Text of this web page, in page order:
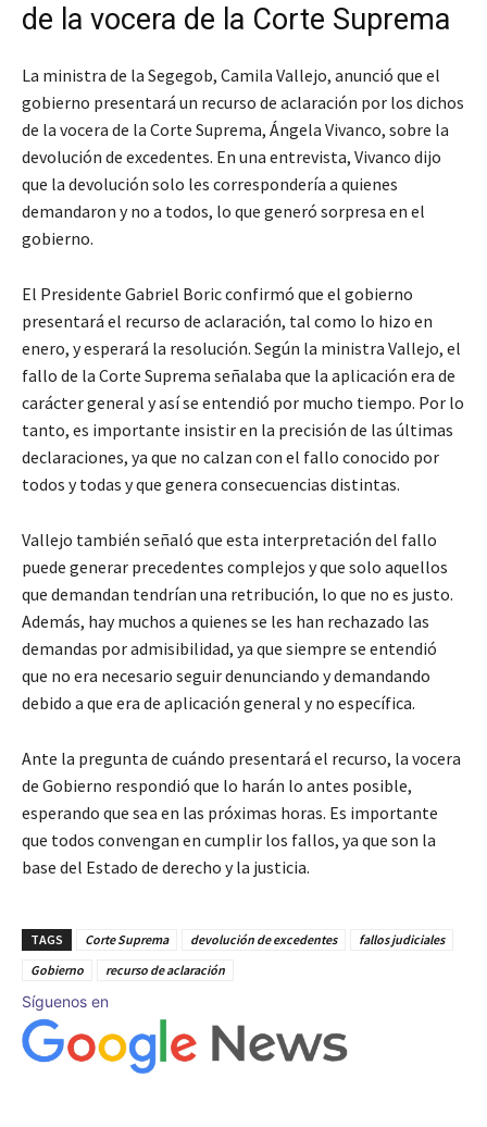
de la vocera de la Corte Suprema
La ministra de la Segegob, Camila Vallejo, anunció que el
gobierno presentará un recurso de aclaración por los dichos
de la vocera de la Corte Suprema, Ángela Vivanco, sobre la
devolución de excedentes. En una entrevista, Vivanco dijo
que la devolución solo les correspondería a quienes
demandaron y no a todos, lo que generó sorpresa en el
gobierno.
El Presidente Gabriel Boric confirmó que el gobierno
presentará el recurso de aclaración, tal como lo hizo en
enero, y esperará la resolución. Según la ministra Vallejo, el
fallo de la Corte Suprema señalaba que la aplicación era de
carácter general y así se entendió por mucho tiempo. Por lo
tanto, es importante insistir en la precisión de las últimas
declaraciones, ya que no calzan con el fallo conocido por
todos y todas y que genera consecuencias distintas.
Vallejo también señaló que esta interpretación del fallo
puede generar precedentes complejos y que solo aquellos
que demandan tendrían una retribución, lo que no es justo.
Además, hay muchos a quienes se les han rechazado las
demandas por admisibilidad, ya que siempre se entendió
que no era necesario seguir denunciando y demandando
debido a que era de aplicación general y no específica.
Ante la pregunta de cuándo presentará el recurso, la vocera
de Gobierno respondió que lo harán lo antes posible,
esperando que sea en las próximas horas. Es importante
que todos convengan en cumplir los fallos, ya que son la
base del Estado de derecho y la justicia.
TAGS Corte Suprema devolución de excedentes
fallos judiciales
Gobierno
recurso de aclaración
Síguenos en